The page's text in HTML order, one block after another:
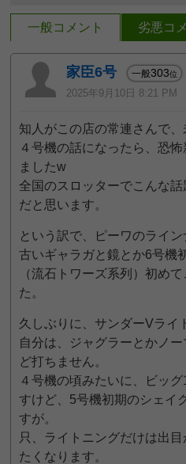
一般コメント 劣悪コ
家臣6号 一般303位
2025年9月10日 8:21 PM
知人がこの店の常連さんで
４号機の話になったら、恐
ましたw
全国のスロッターでこんな
だと思います。
という訳で、ピーワのライ
古いギャラガと鏡とか6号機
（流石トワーズ系列）初め
た。
久しぶりに、サンダーVライ
自分は、ジャグラーとかノ
ど打ちません。
４号機の頃みたいに、ビッ
すけど、5号機初期のシェイ
すが。
只、ライトニングだけは出
たくなります。